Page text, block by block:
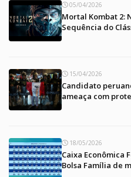
05/04/2026
Mortal Kombat 2:
Sequência do
15/04/2026
Candidato
ameaça com
18/05/2026
Caixa Econômica
Bolsa Família de